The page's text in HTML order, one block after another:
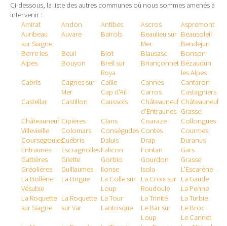
Ci-dessous, la liste des autres communes où nous sommes amenés à
intervenir :
Amirat
Andon Antibes Ascros
Aspremont
Auribeau
sur Siagne
Auvare Bairols
Beaulieu sur
Mer
Beausoleil
Bendejun
Berre les
Alpes
Beuil Biot Blausasc
Bonson
Bouyon
Breil sur
Roya
Briançonnet Bézaudun
les Alpes
Cabris
Cagnes sur
Mer
Caille Cannes
Cantaron
Cap d'Ail
Carros
Castagniers
Castellar
Castillon Caussols
Châteauneuf
d'Entraunes
Châteauneuf
Grasse
Châteauneuf
Villevieille
Cipières Clans Coaraze
Collongues
Colomars
Conségudes Contes
Courmes
CoursegoulesCuébris Daluis Drap
Duranus
Entraunes
EscragnollesFalicon Fontan
Gars
Gattières
Gilette Gorbio Gourdon
Grasse
Gréolières
Guillaumes Ilonse Isola
L'Escarène
La Bollène
Vésubie
La Brigue
La Colle sur
Loup
La Croix sur
Roudoule
La Gaude
La Penne
La Roquette
sur Siagne
La Roquette
sur Var
La Tour La Trinité
La Turbie
Lantosque
Le Bar sur
Loup
Le Broc
Le Cannet